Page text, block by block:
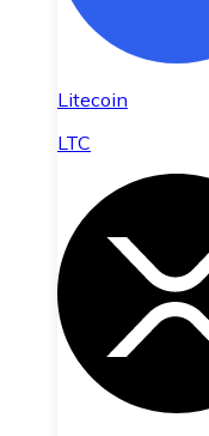
Litecoin
LTC